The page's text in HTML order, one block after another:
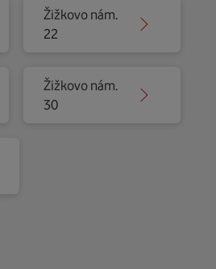
Žižkovo nám.
22
Žižkovo nám.
30